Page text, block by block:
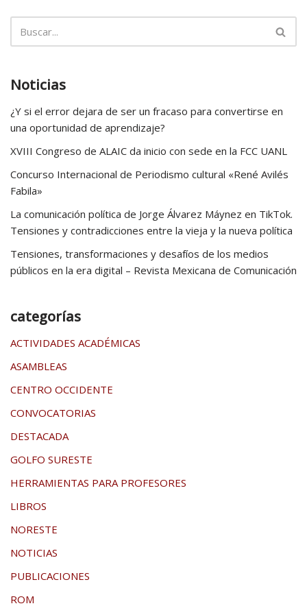
Noticias
¿Y si el error dejara de ser un fracaso para convertirse en
una oportunidad de aprendizaje?
XVIII Congreso de ALAIC da inicio con sede en la FCC UANL
Concurso Internacional de Periodismo cultural «René Avilés
Fabila»
La comunicación política de Jorge Álvarez Máynez en TikTok.
Tensiones y contradicciones entre la vieja y la nueva política
Tensiones, transformaciones y desafíos de los medios
públicos en la era digital – Revista Mexicana de Comunicación
categorías
ACTIVIDADES ACADÉMICAS
ASAMBLEAS
CENTRO OCCIDENTE
CONVOCATORIAS
DESTACADA
GOLFO SURESTE
HERRAMIENTAS PARA PROFESORES
LIBROS
NORESTE
NOTICIAS
PUBLICACIONES
ROM